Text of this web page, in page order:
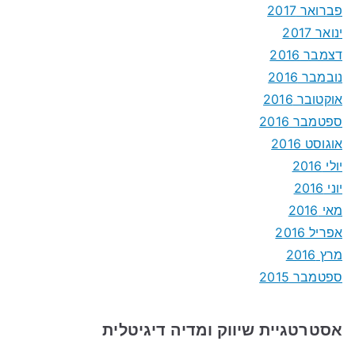
פברואר 2017
ינואר 2017
דצמבר 2016
נובמבר 2016
אוקטובר 2016
ספטמבר 2016
אוגוסט 2016
יולי 2016
יוני 2016
מאי 2016
אפריל 2016
מרץ 2016
ספטמבר 2015
אסטרטגיית שיווק ומדיה דיגיטלית